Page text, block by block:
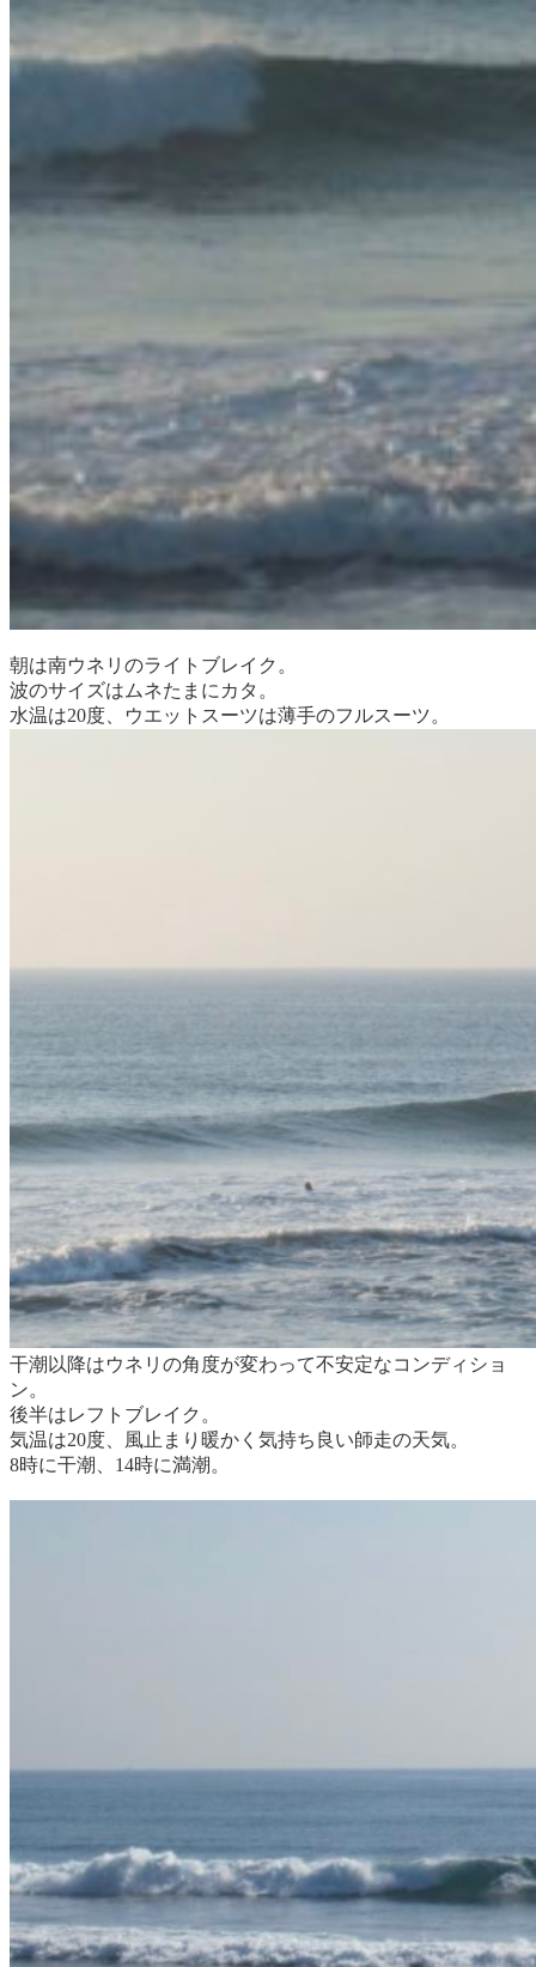
朝は南ウネリのライトブレイク。
波のサイズはムネたまにカタ。
水温は20度、ウエットスーツは薄手のフルスーツ。
干潮以降はウネリの角度が変わって不安定なコンディショ
ン。
後半はレフトブレイク。
気温は20度、風止まり暖かく気持ち良い師走の天気。
8時に干潮、14時に満潮。